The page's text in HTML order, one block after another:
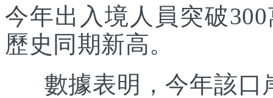
今年出入境人員突破
歷史同期新高。
數據表明，今年該口